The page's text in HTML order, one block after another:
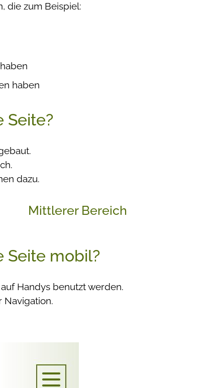
die zum Beispiel:
haben
Seite?
dazu.
Mittlerer Bereich
Seite mobil?
Handys benutzt werden.
Navigation.